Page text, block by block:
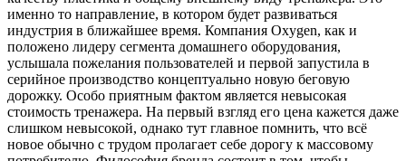
именно то направление, в котором будет развиваться
индустрия в ближайшее время. Компания Oxygen, как и
положено лидеру сегмента домашнего оборудования,
услышала пожелания пользователей и первой запустила в
серийное производство концептуально новую беговую
дорожку. Особо приятным фактом является невысокая
стоимость тренажера. На первый взгляд его цена кажется даже
слишком невысокой, однако тут главное помнить, что всё
новое обычно с трудом пролагает себе дорогу к массовому